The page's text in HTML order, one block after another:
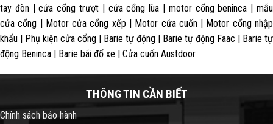
tay đòn | cửa cổng trượt | cửa cổng lùa | motor cổng beninca | mẫu
cửa cổng | Motor cửa cổng xếp | Motor cửa cuốn | Motor cổng nhập
khẩu | Phụ kiện cửa cổng | Barie tự động | Barie tự động Faac | Barie tự
động Beninca | Barie bãi đổ xe | Cửa cuốn Austdoor
THÔNG TIN CẦN BIẾT
Chính sách bảo hành